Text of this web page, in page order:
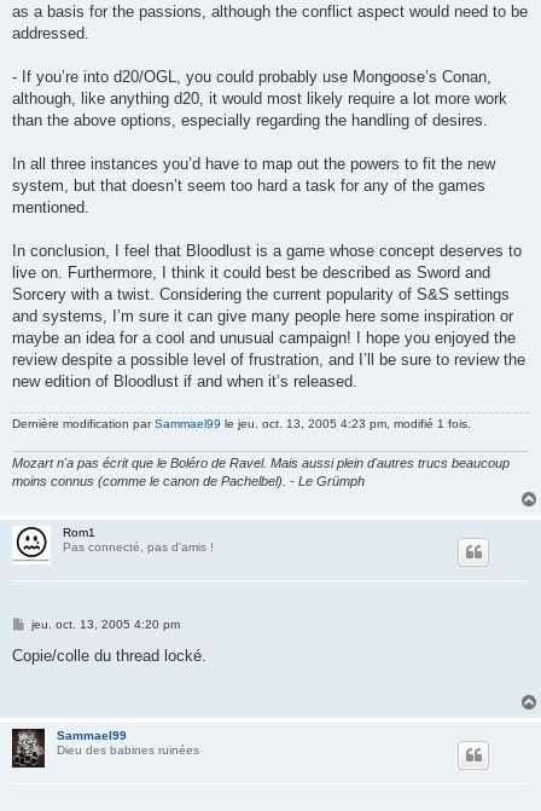
as a basis for the passions, although the conflict aspect would need to be
addressed.
- If you’re into d20/OGL, you could probably use Mongoose’s Conan,
although, like anything d20, it would most likely require a lot more work
than the above options, especially regarding the handling of desires.
In all three instances you’d have to map out the powers to fit the new
system, but that doesn’t seem too hard a task for any of the games
mentioned.
In conclusion, I feel that Bloodlust is a game whose concept deserves to
live on. Furthermore, I think it could best be described as Sword and
Sorcery with a twist. Considering the current popularity of S&S settings
and systems, I’m sure it can give many people here some inspiration or
maybe an idea for a cool and unusual campaign! I hope you enjoyed the
review despite a possible level of frustration, and I’ll be sure to review the
new edition of Bloodlust if and when it’s released.
Dernière modification parSammael99 le jeu. oct. 13, 2005 4:23 pm, modifié 1 fois.
Mozart n'a pas écrit que le Boléro de Ravel. Mais aussi plein d'autres trucs beaucoup
moins connus (comme le canon de Pachelbel). - Le Grümph
Rom1
Pas connecté, pas d'amis !
M
s
s
jeu. oct. 13, 2005 4:20 pm
Copie/colle du thread locké.
Sammael99
Dieu des babines ruinées